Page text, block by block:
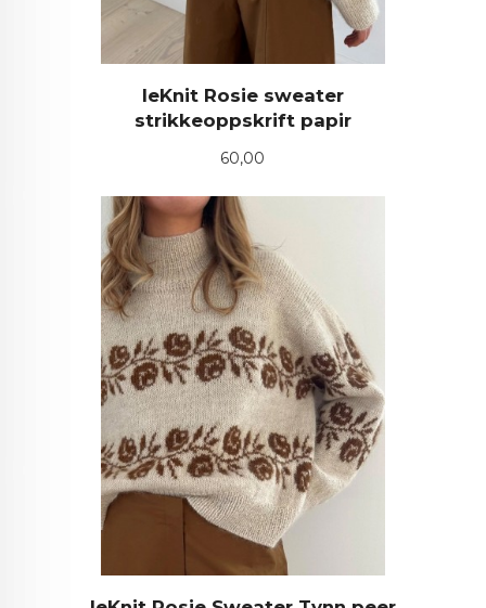
leKnit Rosie sweater
strikkeoppskrift papir
Pris
60,00